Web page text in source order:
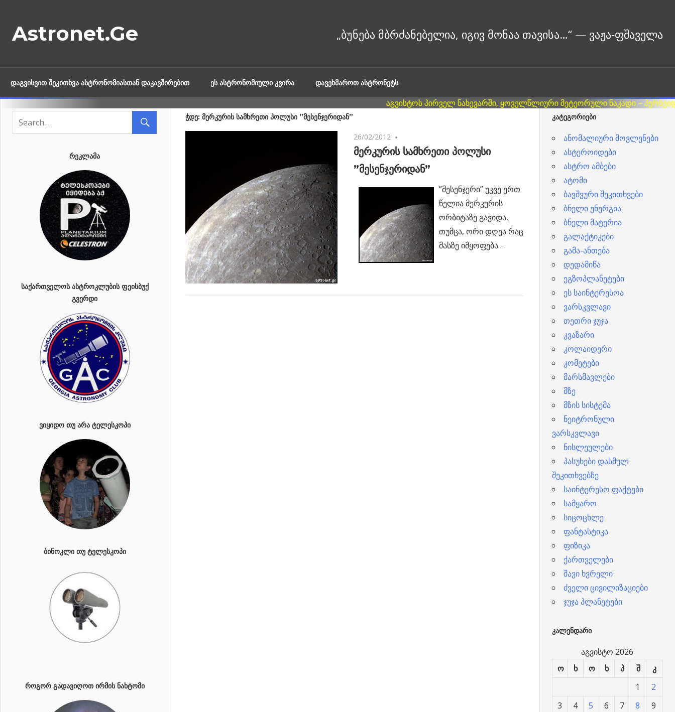
content
Astronet.Ge
ᲓᲐᲒᲕᲘᲡᲕᲘᲗ ᲨᲔᲙᲘᲗᲮᲕᲐ ᲐᲡᲢᲠᲝᲜᲝᲛᲘᲐᲡᲗᲐᲜ ᲓᲐᲙᲐᲕᲨᲘᲠᲔᲑᲘᲗ ᲔᲡ ᲐᲡᲢᲠᲝᲜᲝᲛᲘᲣᲚᲘ ᲙᲕᲘᲠᲐ ᲓᲐᲕᲔᲮᲛᲐᲠᲝᲗ ᲐᲡᲢᲠᲝᲜᲔᲢᲡ
ᲭᲓᲔ: ᲛᲔᲠᲙᲣᲠᲘᲡ ᲡᲐᲛᲮᲠᲔᲗᲘ ᲞᲝᲚᲣᲡᲘ ”ᲛᲔᲡᲔᲜᲯᲔᲠᲘᲓᲐᲜ”
26/02/2012
მერკურის სამხრეთი პოლუსი
”მესენჯერიდან”
”მესენჯერი” უკვე ერთ
წელია მერკურის
ორბიტაზე გავიდა,
თუმცა, ორი დღეა რაც
მასზე იმყოფება…
ᲠᲔᲙᲚᲐᲛᲐ
ᲡᲐᲥᲐᲠᲗᲕᲔᲚᲝᲡ ᲐᲡᲢᲠᲝᲙᲚᲣᲑᲘᲡ ᲤᲔᲘᲡᲑᲣᲥ
ᲒᲕᲔᲠᲓᲘ
ᲕᲘᲧᲘᲓᲝ ᲗᲣ ᲐᲠᲐ ᲢᲔᲚᲔᲡᲙᲝᲞᲘ
ᲑᲘᲜᲝᲙᲚᲘ ᲗᲣ ᲢᲔᲚᲔᲡᲙᲝᲞᲘ
ᲠᲝᲒᲝᲠ ᲒᲐᲓᲐᲕᲘᲦᲝᲗ ᲘᲠᲛᲘᲡ ᲜᲐᲮᲢᲝᲛᲘ
ᲙᲐᲢᲔᲒᲝᲠᲘᲔᲑᲘ
ანომალიური მოვლენები
ასტეროიდები
ასტრო ამბები
ატომი
ბავშვური შეკითხვები
ბნელი ენერგია
ბნელი მატერია
გალაქტიკები
გამა-ანთება
დედამიწა
ეგზოპლანეტები
ეს საინტერესოა
ვარსკვლავი
თეთრი ჯუჯა
კვაზარი
კოლაიდერი
კომეტები
მარსმავლები
მზე
მზის სისტემა
ნეიტრონული
ვარსკვლავი
ნისლეულები
პასუხები დასმულ
შეკითხვებზე
საინტერესო ფაქტები
სამყარო
სიცოცხლე
ფანტასტიკა
ფიზიკა
ქართველები
შავი ხვრელი
ძველი ცივილიზაციები
ჯუჯა პლანეტები
ᲙᲐᲚᲔᲜᲓᲐᲠᲘ
აგვისტო 2026
ო
ხ ო ხ პ შ კ
1
2
3
4 5 6 7 8
9